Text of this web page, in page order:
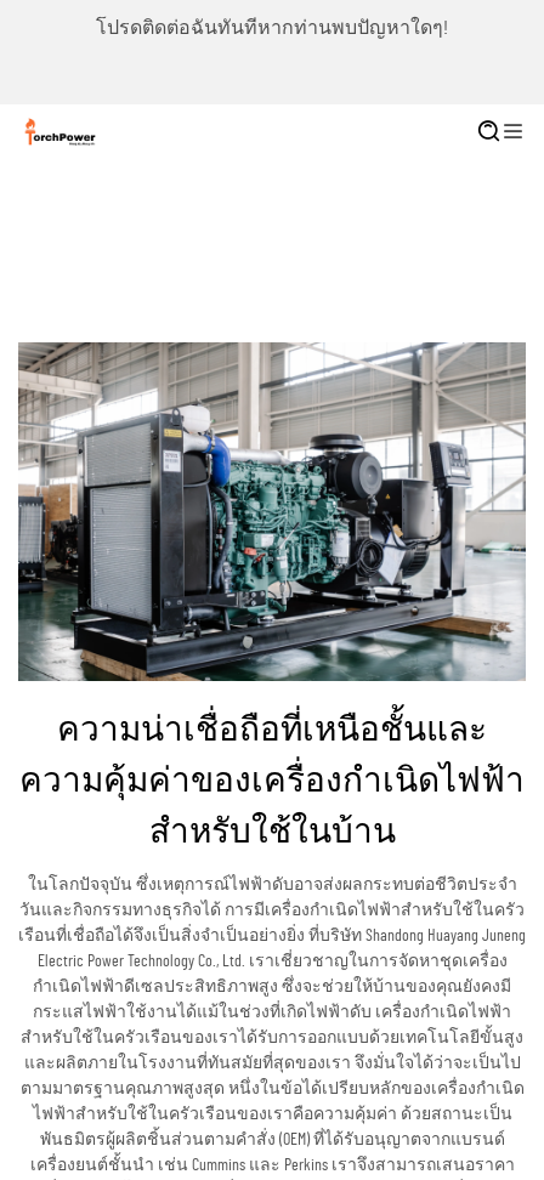
โปรดติดต่อฉันทันทีหากท่านพบปัญหาใดๆ!
ความน่าเชื่อถือที่เหนือชั้นและ
ความคุ้มค่าของเครื่องกำเนิดไฟฟ้า
สำหรับใช้ในบ้าน
ในโลกปัจจุบัน ซึ่งเหตุการณ์ไฟฟ้าดับอาจส่งผลกระทบต่อชีวิตประจำ
วันและกิจกรรมทางธุรกิจได้ การมีเครื่องกำเนิดไฟฟ้าสำหรับใช้ในครัว
เรือนที่เชื่อถือได้จึงเป็นสิ่งจำเป็นอย่างยิ่ง ที่บริษัท Shandong Huayang Juneng
Electric Power Technology Co., Ltd. เราเชี่ยวชาญในการจัดหาชุดเครื่อง
กำเนิดไฟฟ้าดีเซลประสิทธิภาพสูง ซึ่งจะช่วยให้บ้านของคุณยังคงมี
กระแสไฟฟ้าใช้งานได้แม้ในช่วงที่เกิดไฟฟ้าดับ เครื่องกำเนิดไฟฟ้า
สำหรับใช้ในครัวเรือนของเราได้รับการออกแบบด้วยเทคโนโลยีขั้นสูง
และผลิตภายในโรงงานที่ทันสมัยที่สุดของเรา จึงมั่นใจได้ว่าจะเป็นไป
ตามมาตรฐานคุณภาพสูงสุด หนึ่งในข้อได้เปรียบหลักของเครื่องกำเนิด
ไฟฟ้าสำหรับใช้ในครัวเรือนของเราคือความคุ้มค่า ด้วยสถานะเป็น
พันธมิตรผู้ผลิตชิ้นส่วนตามคำสั่ง (OEM) ที่ได้รับอนุญาตจากแบรนด์
เครื่องยนต์ชั้นนำ เช่น Cummins และ Perkins เราจึงสามารถเสนอราคา